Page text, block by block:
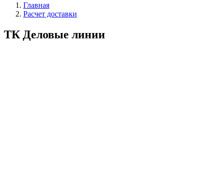
Строка
навигации
Главная
Расчет доставки
ТК Деловые линии